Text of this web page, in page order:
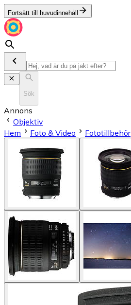
Fortsätt till huvudinnehåll
Sök
Annons
Objektiv
Hem
Foto & Video Fototillbehör